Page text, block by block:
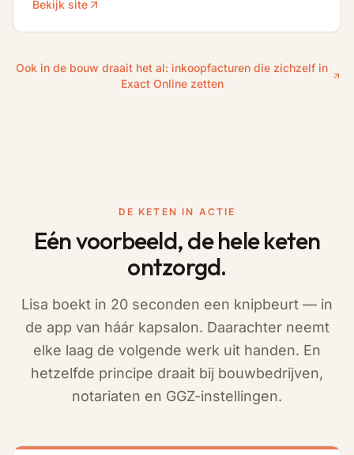
Bekijk site
Ook in de bouw draait het al: inkoopfacturen die zichzelf in
Exact Online zetten
DE KETEN IN ACTIE
Eén voorbeeld, de hele keten
ontzorgd.
Lisa boekt in 20 seconden een knipbeurt — in
de app van háár kapsalon. Daarachter neemt
elke laag de volgende werk uit handen. En
hetzelfde principe draait bij bouwbedrijven,
notariaten en GGZ-instellingen.